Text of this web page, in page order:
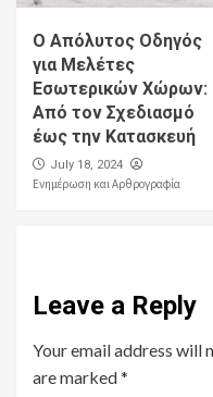
Ο Απόλυτος Οδηγός
για Μελέτες
Εσωτερικών Χώρων:
Από τον Σχεδιασμό
έως την Κατασκευή
July 18, 2024
Ενημέρωση και Αρθρογραφία
Leave a Reply
Your email address will
are marked*